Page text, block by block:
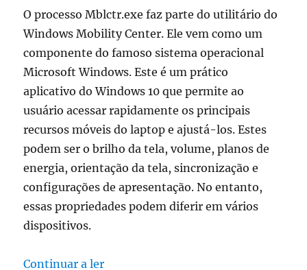
O processo Mblctr.exe faz parte do utilitário do
Windows Mobility Center. Ele vem como um
componente do famoso sistema operacional
Microsoft Windows. Este é um prático
aplicativo do Windows 10 que permite ao
usuário acessar rapidamente os principais
recursos móveis do laptop e ajustá-los. Estes
podem ser o brilho da tela, volume, planos de
energia, orientação da tela, sincronização e
configurações de apresentação. No entanto,
essas propriedades podem diferir em vários
dispositivos.
Continuar a ler“mblctr.exe Windows Mobility